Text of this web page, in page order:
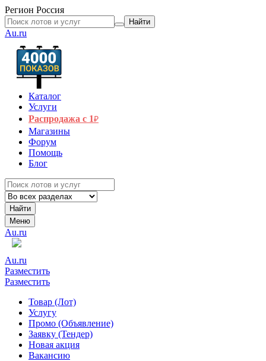
Регион Россия
Найти
Au.ru
Каталог
Услуги
Распродажа с 1₽
Магазины
Форум
Помощь
Блог
Найти
Меню
Au.ru
Au.ru
Разместить
Разместить
Товар (Лот)
Услугу
Промо (Объявление)
Заявку (Тендер)
Новая акция
Вакансию